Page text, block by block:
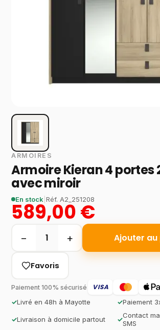
ARMOIRES
Armoire Kieran 4 portes
avec miroir
En stock |Réf.A2_251208
589,00 €
− 1 + Ajouter au
Favoris
Paiement 100% sécurisé VISA
✓Livré en 48h à Mayotte ✓Paiement
✓Livraison à domicile partout ✓Contact
SMS